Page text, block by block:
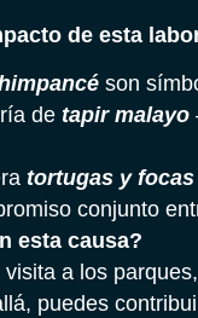
de esta
son
de tapir malayo
tortugas y
conjunto
esta causa?
visita a los
puedes